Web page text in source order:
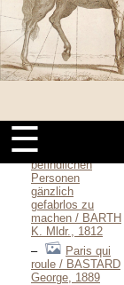
☰
AUBERT DE,
1778
Kjøreskole /
Peter Wilhelm
VON, 1849
der Pferde beim
Fahreu für die
im Wagen
befindlichen
Personen
gänzlich
gefabrlos zu
machen / BARTH
K. Mldr., 1812
Paris qui
roule / BASTARD
George, 1889